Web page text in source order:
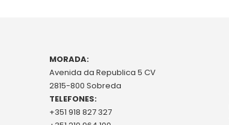
MORADA:
Avenida da Republica 5 CV
2815-800 Sobreda
TELEFONES:
+351 918 827 327